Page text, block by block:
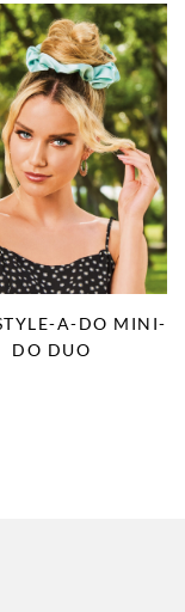
A-DO MINI-
DO DUO